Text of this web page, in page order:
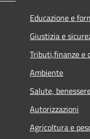
Educazione e
Giustizia e
Tributi,finanze e
Ambiente
Salute,
Autorizzazioni
Agricoltura e